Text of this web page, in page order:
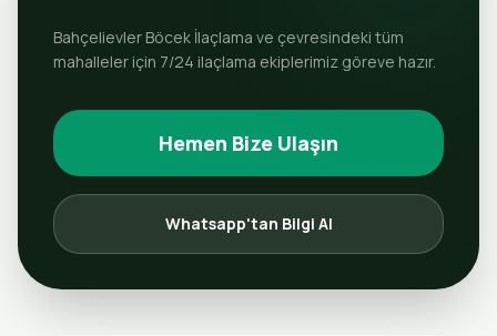
Bahçelievler Böcek İlaçlama ve çevresindeki tüm
mahalleler için 7/24 ilaçlama ekiplerimiz göreve hazır.
Hemen Bize Ulaşın
Whatsapp'tan Bilgi Al